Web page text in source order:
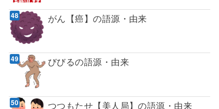
がん【癌】の語源・由来
びびるの語源・由来
つつもたせ【美人局】の語源・由来